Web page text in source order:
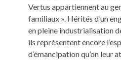
Vertus appartiennent au
familiaux ». Hérités d’un
en pleine industrialisation
ils représentent encore
d’émancipation qu’on leur